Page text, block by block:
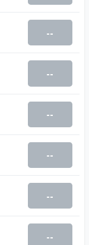
--
--
--
--
--
--